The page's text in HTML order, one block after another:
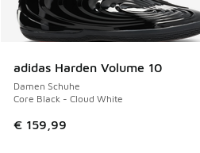
adidas Harden Volume 10
Damen Schuhe
Core Black - Cloud White
€ 159,99